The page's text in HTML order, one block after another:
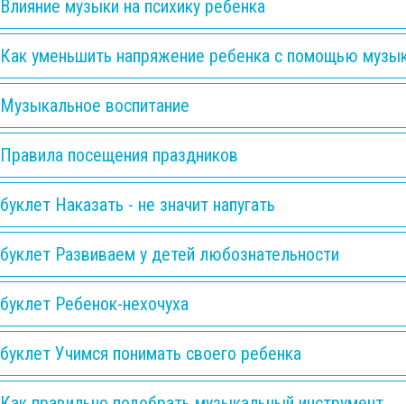
Влияние музыки на психику ребенка
Как уменьшить напряжение ребенка с помощью
Музыкальное воспитание
Правила посещения праздников
буклет Наказать - не значит напугать
буклет Развиваем у детей любознательности
буклет Ребенок-нехочуха
буклет Учимся понимать своего ребенка